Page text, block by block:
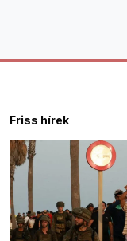
Friss hírek